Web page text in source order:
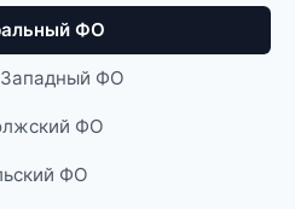
ФО
ФО
ФО
ФО